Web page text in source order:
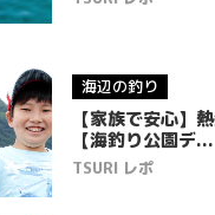
海辺の釣り
【家族で安心】
【海釣り公園デ...
TSURI レポ